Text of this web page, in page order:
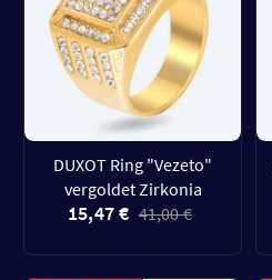
DUXOT Ring "Vezeto"
vergoldet Zirkonia
15,47 € 41,00 €